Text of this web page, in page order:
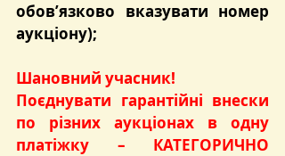
обов’язково вказувати номер
аукціону);
Шановний учасник!
Поєднувати гарантійні внески
по різних аукціонах в одну
платіжку – КАТЕГОРИЧНО